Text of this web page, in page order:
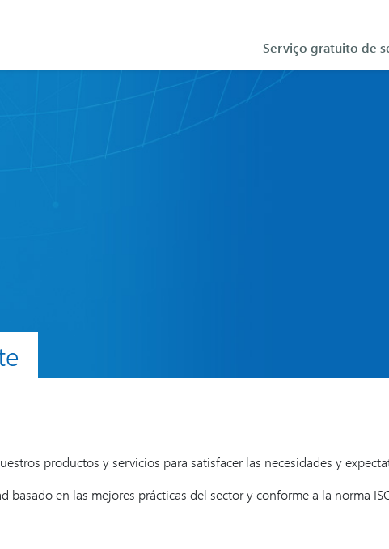
Serviço gratuito de
productos y servicios para satisfacer las necesidades y
en las mejores prácticas del sector y conforme a la norma